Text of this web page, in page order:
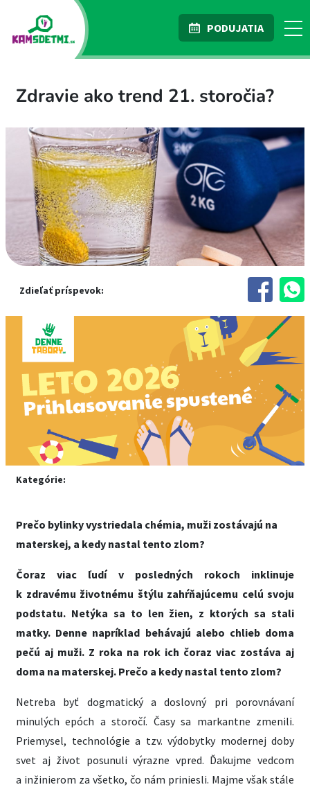
PODUJATIA
Zdravie ako trend 21. storočia?
Zdieľať príspevok:
Kategórie:
Prečo bylinky vystriedala chémia, muži zostávajú na
materskej, a kedy nastal tento zlom?
Čoraz viac ľudí v posledných rokoch inklinuje
k zdravému životnému štýlu zahŕňajúcemu celú svoju
podstatu. Netýka sa to len žien, z ktorých sa stali
matky. Denne napríklad behávajú alebo chlieb doma
pečú aj muži. Z roka na rok ich čoraz viac zostáva aj
doma na materskej. Prečo a kedy nastal tento zlom?
Netreba byť dogmatický a doslovný pri porovnávaní
minulých epóch a storočí. Časy sa markantne zmenili.
Priemysel, technológie a tzv. výdobytky modernej doby
svet aj život posunuli výrazne vpred. Ďakujme vedcom
a inžinierom za všetko, čo nám priniesli. Majme však stále